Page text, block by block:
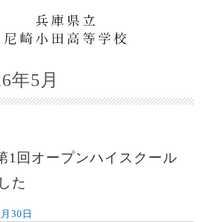
年5月
1回オープンハイスクール
た
30日